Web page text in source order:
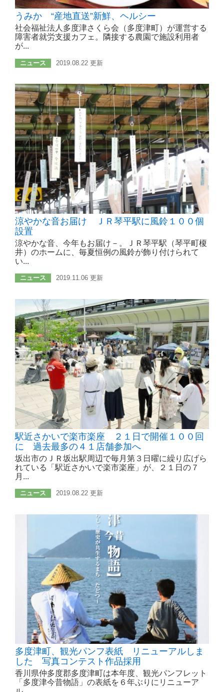
うみか “産地直送”新鮮、ヘルシー
社会福祉法人多度津さくら会（多度津町）が運営する
障害者就労支援カフェ。隣接する農園で施設利用者
が...
ニュース 2019.08.22 更新
涼やかな音お届け ＪＲ琴平駅に風鈴１００個
設置
涼やかな音、今年もお届け－。ＪＲ琴平駅（琴平町榎
井）のホームに、毎夏恒例の風鈴が飾り付けられて
い...
ニュース 2019.11.06 更新
駅近さかいで楽市楽座 ２１日で開催１００回
に 過去最多の４１店舗参加へ
坂出市のＪＲ坂出駅周辺で毎月第３日曜に繰り広げら
れている「駅近さかいで楽市楽座」が、２１日の７
月...
ニュース 2019.08.22 更新
多度津町、観光パンフ表紙 リニューアルしま
した 写真コンテスト作品採用
香川県仲多度郡多度津町は本年度、観光パンフレット
「多度津今昔物語」の表紙を６年ぶりにリニューア